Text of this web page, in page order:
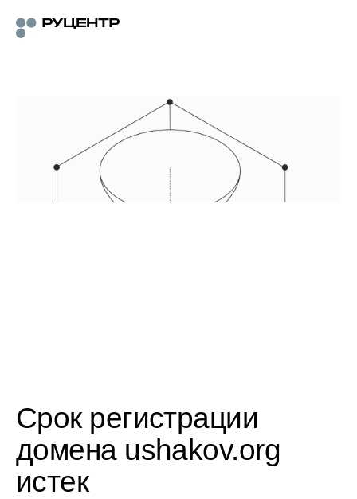
Срок регистрации
домена ushakov.org
истек